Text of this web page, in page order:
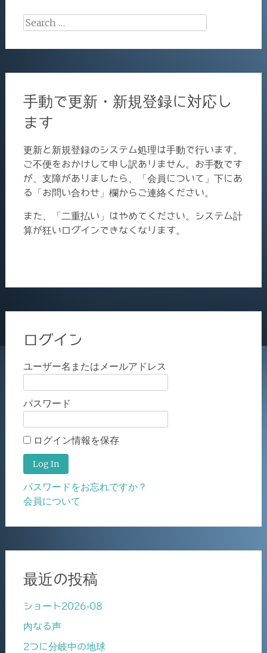
Search
手動で更新・新規登録に対応し
ます
更新と新規登録のシステム処理は手動で行います。
ご不便をおかけして申し訳ありません。お手数です
が、支障がありましたら、「会員について」下にあ
る「お問い合わせ」欄からご連絡ください。
また、「二重払い」はやめてください。システム計
算が狂いログインできなくなります。
ログイン
ユーザー名またはメールアドレス
パスワード
ログイン情報を保存
パスワードをお忘れですか？
会員について
最近の投稿
ショート2026-08
内なる声
2つに分岐中の地球